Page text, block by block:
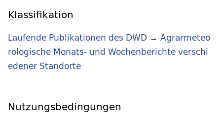
Klassifikation
Laufende Publikationen des DWD → Agrarmeteo
rologische Monats- und Wochenberichte verschi
edener Standorte
Nutzungsbedingungen